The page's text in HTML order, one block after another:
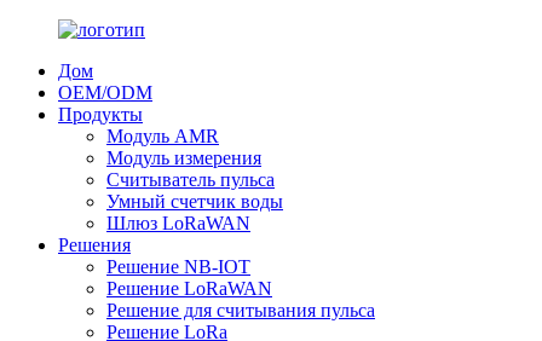
Дом
OEM/ODM
Продукты
Модуль AMR
Модуль измерения
Считыватель пульса
Умный счетчик воды
Шлюз LoRaWAN
Решения
Решение NB-IOT
Решение LoRaWAN
Решение для считывания пульса
Решение LoRa